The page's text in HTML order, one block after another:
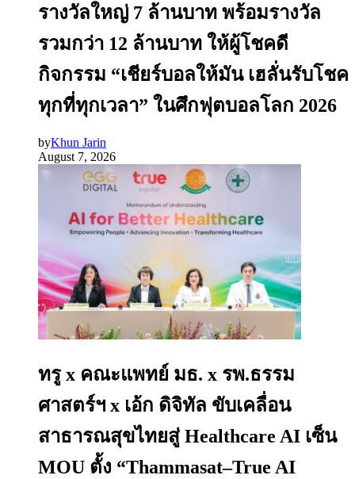
รางวัลใหญ่ 7 ล้านบาท พร้อมรางวัล
รวมกว่า 12 ล้านบาท ให้ผู้โชคดี
กิจกรรม “เชียร์บอลให้มัน เฮลั่นรับโชค
ทุกที่ทุกเวลา” ในศึกฟุตบอลโลก 2026
byKhun Jarin
August 7, 2026
ทรู x คณะแพทย์ มธ. x รพ.ธรรม
ศาสตร์ฯ x เอ้ก ดิจิทัล ขับเคลื่อน
สาธารณสุขไทยสู่ Healthcare AI เซ็น
MOU ตั้ง “Thammasat–True AI